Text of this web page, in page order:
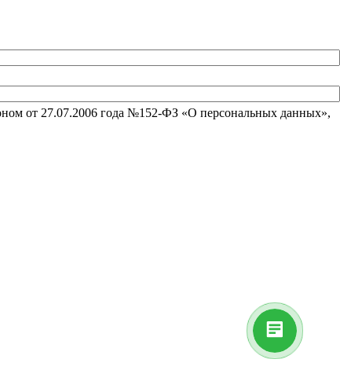
от 27.07.2006 года №152-ФЗ «О персональных данных»,